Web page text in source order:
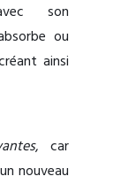
son
ou
ainsi
, car
nouveau